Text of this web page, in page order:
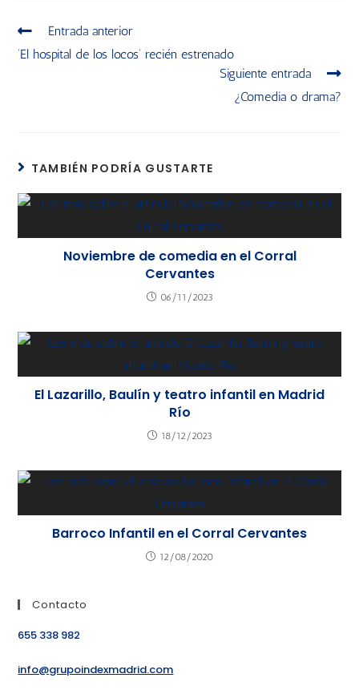
Entrada anterior
‘El hospital de los locos’ recién estrenado
Siguiente entrada
¿Comedia o drama?
TAMBIÉN PODRÍA GUSTARTE
Noviembre de comedia en el Corral
Cervantes
06/11/2023
El Lazarillo, Baulín y teatro infantil en Madrid
Río
18/12/2023
Barroco Infantil en el Corral Cervantes
12/08/2020
Contacto
655 338 982
info@grupoindexmadrid.com